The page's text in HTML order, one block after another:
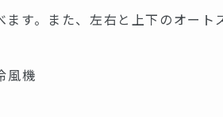
す。また、左右と上下のオート
風機